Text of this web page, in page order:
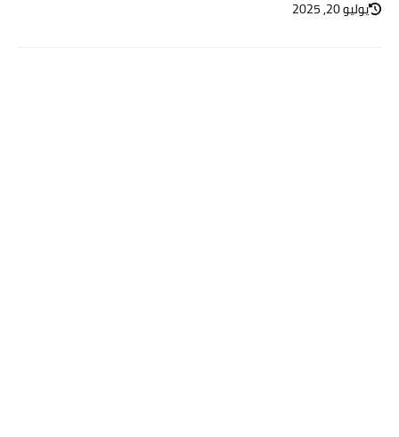
يوليو 20, 2025